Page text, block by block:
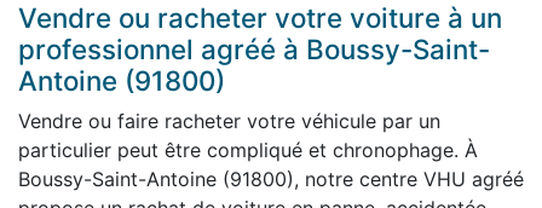
Vendre ou racheter votre voiture à un
professionnel agréé à Boussy-Saint-
Antoine (91800)
Vendre ou faire racheter votre véhicule par un
particulier peut être compliqué et chronophage. À
Boussy-Saint-Antoine (91800), notre centre VHU agréé